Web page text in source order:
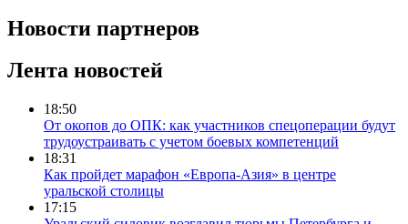
Новости партнеров
Лента новостей
18:50
От окопов до ОПК: как участников спецоперации будут
трудоустраивать с учетом боевых компетенций
18:31
Как пройдет марафон «Европа-Азия» в центре
уральской столицы
17:15